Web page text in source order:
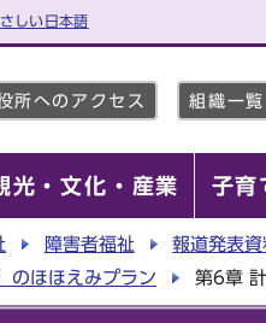
しい日本語
所へのアクセス 組織一覧
光・文化・産業 子育
障害者福祉
報道発表
のほほえみプラン
第6章